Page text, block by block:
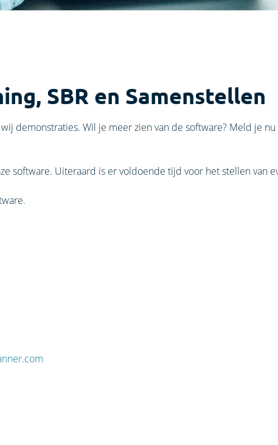
SBR en Samenstellen
demonstraties. Wil je meer zien van de software? Meld je nu
software. Uiteraard is er voldoende tijd voor het stellen van